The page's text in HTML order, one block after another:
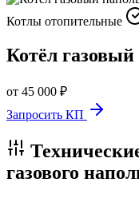
Котлы отопительные
Котёл
от 45 000 ₽
Запросить КП
газового